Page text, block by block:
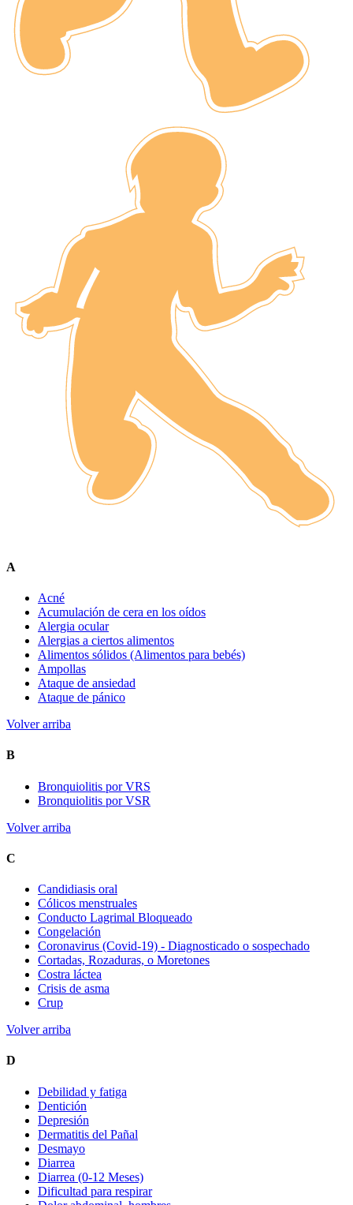
A
Acné
Acumulación de cera en los oídos
Alergia ocular
Alergias a ciertos alimentos
Alimentos sólidos (Alimentos para bebés)
Ampollas
Ataque de ansiedad
Ataque de pánico
Volver arriba
B
Bronquiolitis por VRS
Bronquiolitis por VSR
Volver arriba
C
Candidiasis oral
Cólicos menstruales
Conducto Lagrimal Bloqueado
Congelación
Coronavirus (Covid-19) - Diagnosticado o sospechado
Cortadas, Rozaduras, o Moretones
Costra láctea
Crisis de asma
Crup
Volver arriba
D
Debilidad y fatiga
Dentición
Depresión
Dermatitis del Pañal
Desmayo
Diarrea
Diarrea (0-12 Meses)
Dificultad para respirar